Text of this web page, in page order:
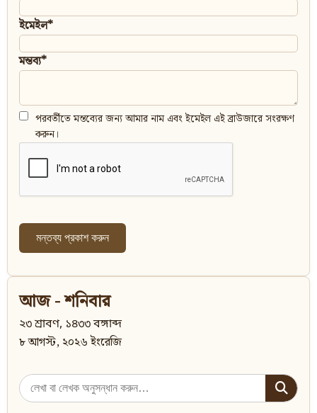
ইমেইল*
মন্তব্য*
পরবর্তীতে মন্তব্যের জন্য আমার নাম এবং ইমেইল এই ব্রাউজারে সংরক্ষণ
করুন।
আজ - শনিবার
২৩ শ্রাবণ, ১৪৩৩ বঙ্গাব্দ
৮ আগস্ট, ২০২৬ ইংরেজি
Search
for: